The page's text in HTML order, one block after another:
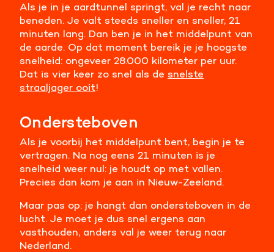
Als je in je aardtunnel springt, val je recht naar
beneden. Je valt steeds sneller en sneller, 21
minuten lang. Dan ben je in het middelpunt van
de aarde. Op dat moment bereik je je hoogste
snelheid: ongeveer 28.000 kilometer per uur.
Dat is vier keer zo snel als de snelste
straaljager ooit!
Ondersteboven
Als je voorbij het middelpunt bent, begin je te
vertragen. Na nog eens 21 minuten is je
snelheid weer nul: je houdt op met vallen.
Precies dan kom je aan in Nieuw-Zeeland.
Maar pas op: je hangt dan ondersteboven in de
lucht. Je moet je dus snel ergens aan
vasthouden, anders val je weer terug naar
Nederland.